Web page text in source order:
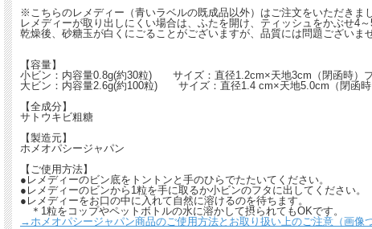
※こちらのレメディー（青いラベルの既成品以外）はご注文をいただきま
レメディーが取り出しにくい場合は、ふたを開け、ティッシュをかぶせ4
乾燥後、砂糖玉が白くにごることがございますが、品質には問題ございま
【容量】
小ビン：内容量0.8g(約30粒) サイズ：直径1.2cm×天地3cm（閉函時）
大ビン：内容量2.6g(約100粒) サイズ：直径1.4 cm×天地5.0cm（閉函時
【全成分】
サトウキビ粗糖
【製造元】
ホメオパシージャパン
【ご使用方法】
●レメディーのビン底をトントンと手のひらでたたいてください。
●レメディーのビンから1粒を手に取るか小ビンのフタに出してください。
●レメディーをお口の中に入れて自然に溶けるのを待ちます。
＊1粒をコップやペットボトルの水に溶かして摂られてもOKです。
→ホメオパシージャパン商品のご使用方法とお取り扱い上のご注意（画像